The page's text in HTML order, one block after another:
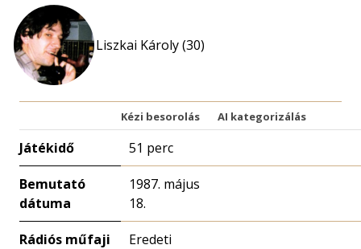
Liszkai Károly (30)
Kézi besorolás AI kategorizálás
Játékidő 51 perc
Bemutató
dátuma
1987. május
18.
Rádiós műfaji
Eredeti